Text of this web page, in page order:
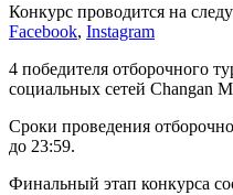
Конкурс проводится на
Facebook, Instagram
4 победителя отборочного
социальных сетей Changan
Сроки проведения
до 23:59.
Финальный этап конкурса